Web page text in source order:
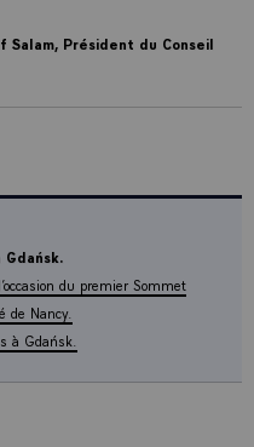
Président du Conseil
du premier Sommet
de Nancy.
à Gdańsk.